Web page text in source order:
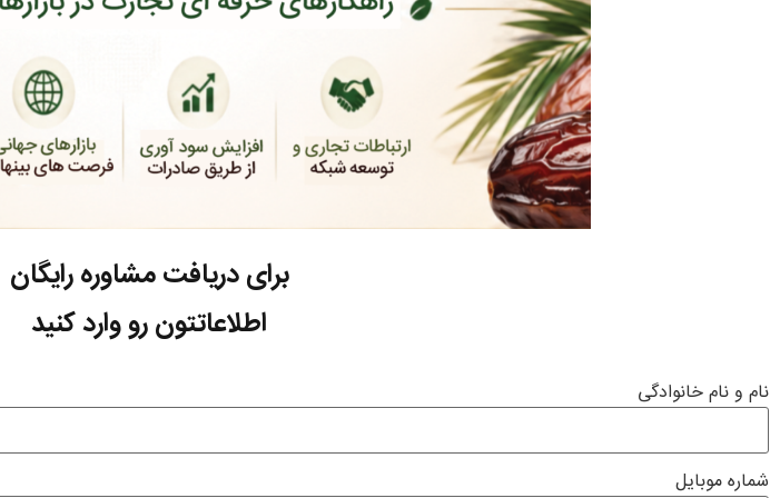
برای دریافت مشاوره رایگان
اطلاعاتتون رو وارد کنید
نام و نام خانوادگی
شماره موبایل